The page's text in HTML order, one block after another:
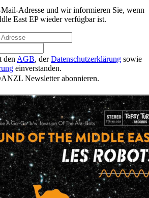
Adresse und wir informieren Sie, wenn
East EP wieder verfügbar ist.
den AGB, derDatenschutzerklärung sowie
einverstanden.
Newsletter abonnieren.